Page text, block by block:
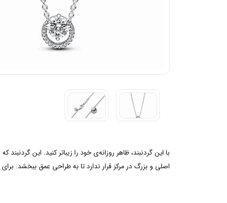
با این گردنبند، ظاهر روزانه‌ی خود را زیباتر کنید. این
اصلی و بزرگ در مرکز قرار ندارد تا به طراحی عمق ببخشد.